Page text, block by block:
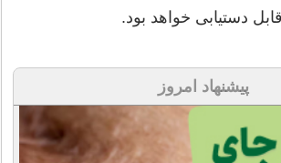
دستیابی خواهد بود.
پیشنهاد امروز